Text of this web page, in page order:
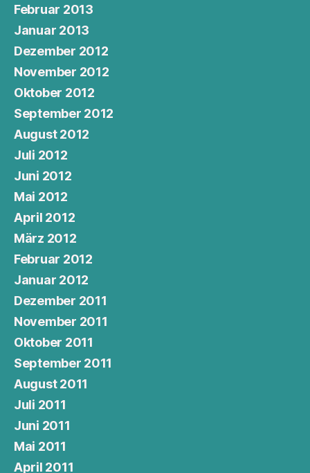
Februar 2013
Januar 2013
Dezember 2012
November 2012
Oktober 2012
September 2012
August 2012
Juli 2012
Juni 2012
Mai 2012
April 2012
März 2012
Februar 2012
Januar 2012
Dezember 2011
November 2011
Oktober 2011
September 2011
August 2011
Juli 2011
Juni 2011
Mai 2011
April 2011